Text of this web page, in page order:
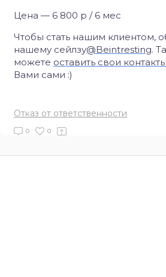
Цена — 6 800 р / 6 мес
Чтобы стать нашим клиентом,
нашему сейлзу@Beintresting.
можете оставить свои контакты
Вами сами :)
Отказ от ответственности
0 0